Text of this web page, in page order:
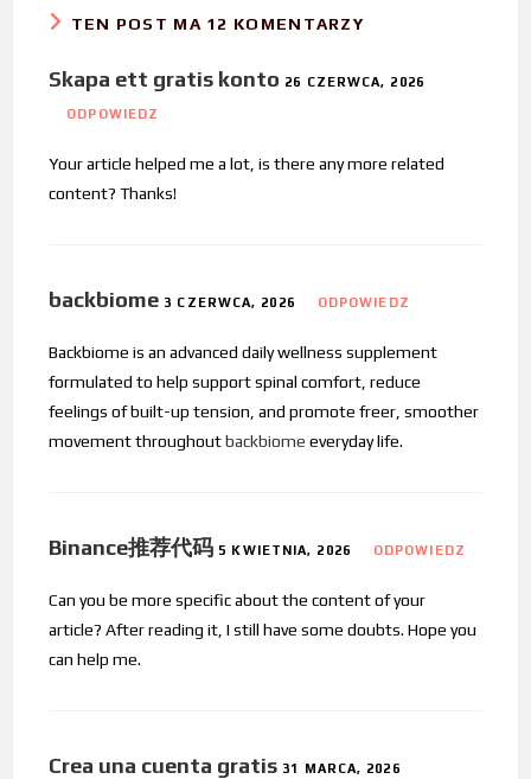
TEN POST MA 12 KOMENTARZY
Skapa ett gratis konto 26 CZERWCA, 2026
ODPOWIEDZ
Your article helped me a lot, is there any more related
content? Thanks!
backbiome 3 CZERWCA, 2026 ODPOWIEDZ
Backbiome is an advanced daily wellness supplement
formulated to help support spinal comfort, reduce
feelings of built-up tension, and promote freer, smoother
movement throughoutbackbiome everyday life.
Binance推荐代码 5 KWIETNIA, 2026 ODPOWIEDZ
Can you be more specific about the content of your
article? After reading it, I still have some doubts. Hope you
can help me.
Crea una cuenta gratis 31 MARCA, 2026